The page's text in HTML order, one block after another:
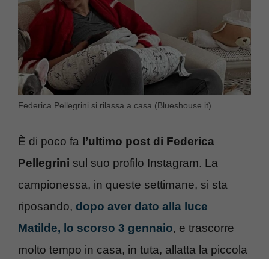
Federica Pellegrini si rilassa a casa (Blueshouse.it)
È di poco fa l’ultimo post di Federica
Pellegrini sul suo profilo Instagram. La
campionessa, in queste settimane, si sta
riposando, dopo aver dato alla luce
Matilde, lo scorso 3 gennaio, e trascorre
molto tempo in casa, in tuta, allatta la piccola